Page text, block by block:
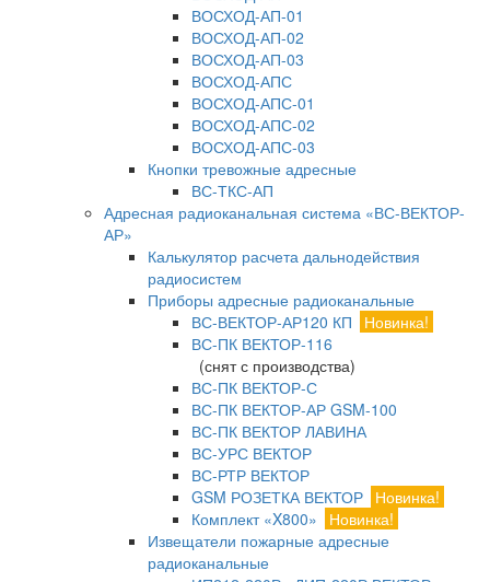
ВОСХОД-АП-01
ВОСХОД-АП-02
ВОСХОД-АП-03
ВОСХОД-АПС
ВОСХОД-АПС-01
ВОСХОД-АПС-02
ВОСХОД-АПС-03
Кнопки тревожные адресные
ВС-ТКС-АП
Адресная радиоканальная система «ВС-ВЕКТОР-
АР»
Калькулятор расчета дальнодействия
радиосистем
Приборы адресные радиоканальные
ВС-ВЕКТОР-АР120 КП
Новинка!
ВС-ПК ВЕКТОР-116
(снят с производства)
ВС-ПК ВЕКТОР-С
ВС-ПК ВЕКТОР-АР GSM-100
ВС-ПК ВЕКТОР ЛАВИНА
ВС-УРС ВЕКТОР
ВС-РТР ВЕКТОР
GSM РОЗЕТКА ВЕКТОР Новинка!
Комплект «X800»
Новинка!
Извещатели пожарные адресные
радиоканальные